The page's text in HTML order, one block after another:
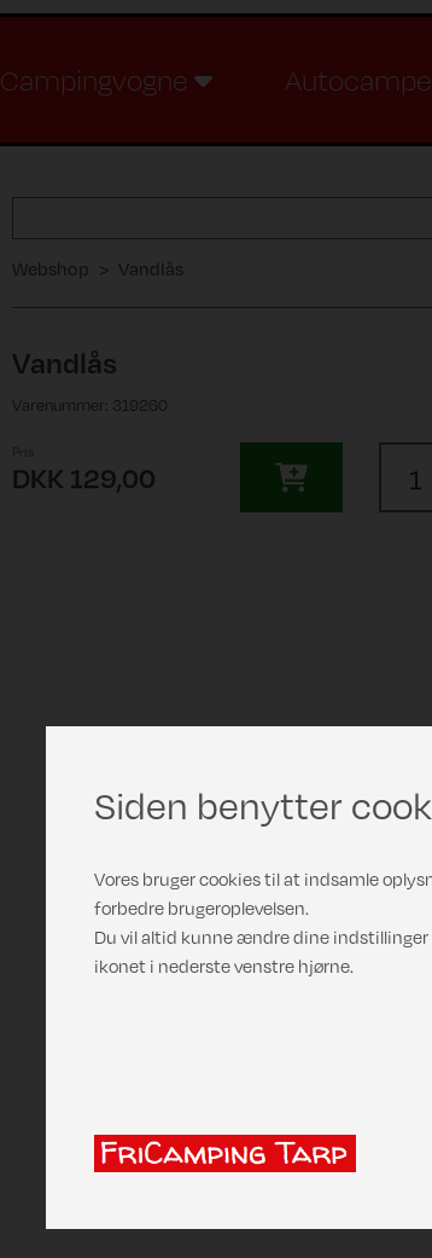
Campingvogne
Webshop Vandlås
Vandlås
Varenummer: 319260
DKK 129,00
Siden benytter
Vores bruger cookies til at indsamle
forbedre brugeroplevelsen.
Du vil altid kunne ændre dine indstillinger
ikonet i nederste venstre hjørne.